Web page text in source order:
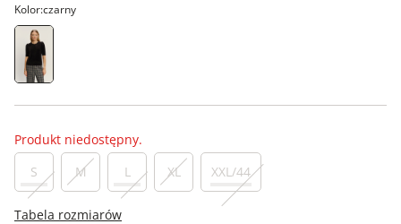
Kolor:czarny
Produkt niedostępny.
S
M L XL XXL/44
Tabela rozmiarów